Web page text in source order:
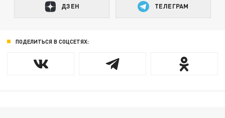
ДЗЕН ТЕЛЕГРАМ
ПОДЕЛИТЬСЯ В СОЦСЕТЯХ: